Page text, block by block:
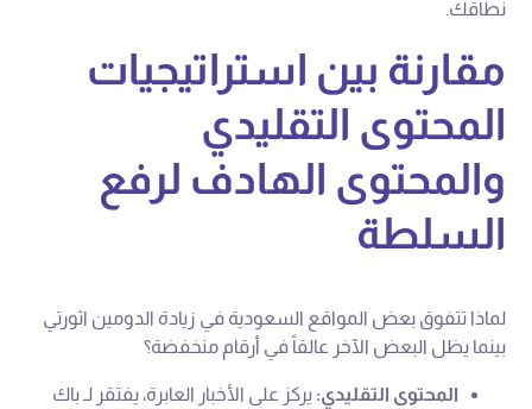
نطاقك.
مقارنة بين استراتيجيات
المحتوى التقليدي
والمحتوى الهادف لرفع
السلطة
لماذا تتفوق بعض المواقع السعودية في زيادة الدومين اثورتي
بينما يظل البعض الآخر عالقاً في أرقام منخفضة؟
المحتوى التقليدي: يركز على الأخبار العابرة، يفتقر لـ باك